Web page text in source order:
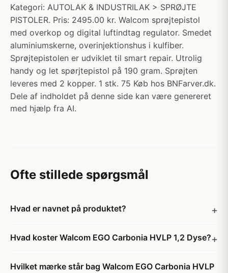
Kategori: AUTOLAK & INDUSTRILAK > SPRØJTE
PISTOLER. Pris: 2495.00 kr. Walcom sprøjtepistol
med overkop og digital luftindtag regulator. Smedet
aluminiumskerne, overinjektionshus i kulfiber.
Sprøjtepistolen er udviklet til smart repair. Utrolig
handy og let spørjtepistol på 190 gram. Sprøjten
leveres med 2 kopper. 1 stk. 75 Køb hos BNFarver.dk.
Dele af indholdet på denne side kan være genereret
med hjælp fra AI.
Ofte stillede spørgsmål
Hvad er navnet på produktet?
Hvad koster Walcom EGO Carbonia HVLP 1,2 Dyse?
Hvilket mærke står bag Walcom EGO Carbonia HVLP